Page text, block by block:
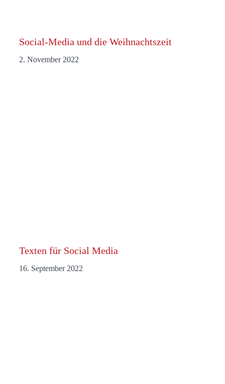
Social-Media und die Weihnachtszeit
2. November 2022
Texten für Social Media
16. September 2022